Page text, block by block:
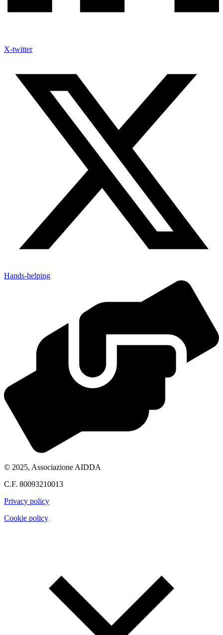
X-twitter
Hands-helping
© 2025, Associazione AIDDA
C.F. 80093210013
Privacy policy
Cookie policy